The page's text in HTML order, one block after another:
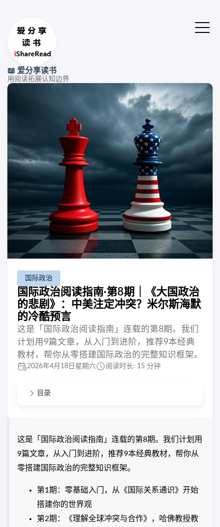
📖 爱分享读书
用阅读拓展认知边界
国际政治
国际政治阅读指南·第8期｜《大国政治
的悲剧》：中美注定冲突？米尔斯海默
的冷酷预言
这是「国际政治阅读指南」连载的第8期。我们
计划用9篇文章，从入门到进阶，推荐9本经典
教材，帮你从零搭建国际政治的完整知识框架。
2026年4月18日星期六 阅读时长: 15 分钟
目录
这是「国际政治阅读指南」连载的第8期。我们计划用
9篇文章，从入门到进阶，推荐9本经典教材，帮你从
零搭建国际政治的完整知识框架。
第1期：零基础入门，从《国际关系通识》开始
搭建你的世界观
第2期：《理解全球冲突与合作》，哈佛教授教